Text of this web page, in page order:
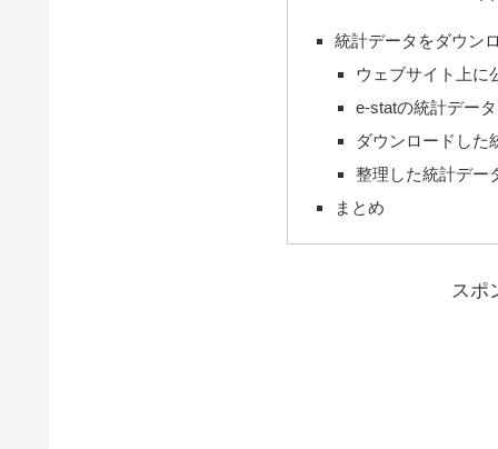
統計データをダウン
ウェブサイト上に
e-statの統計デー
ダウンロードした
整理した統計デー
まとめ
スポ